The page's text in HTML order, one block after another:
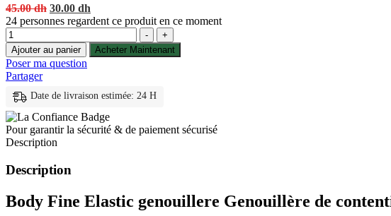
45.00dh Original
price
45.00 dh.
30.00 dh
price
30.00 dh.
24 personnes regardent ce produit en ce moment
Quantité
-
+
Ajouter au panier
Acheter Maintenant
Poser ma question
Partager
Date de livraison estimée: 24 H
Pour garantir la sécurité & de paiement sécurisé
Description
Description
Body Fine Elastic genouillere Genouillère de